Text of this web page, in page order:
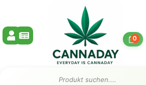
springen
0